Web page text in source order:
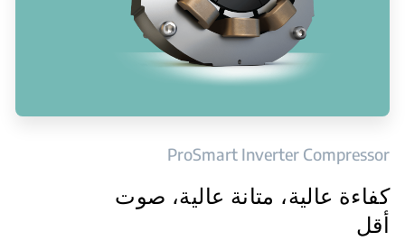
ProSmart Inverter Compressor
كفاءة عالية، متانة عالية، صوت
أقل